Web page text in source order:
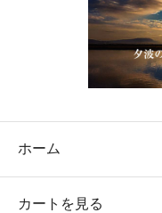
ホーム
カートを見る